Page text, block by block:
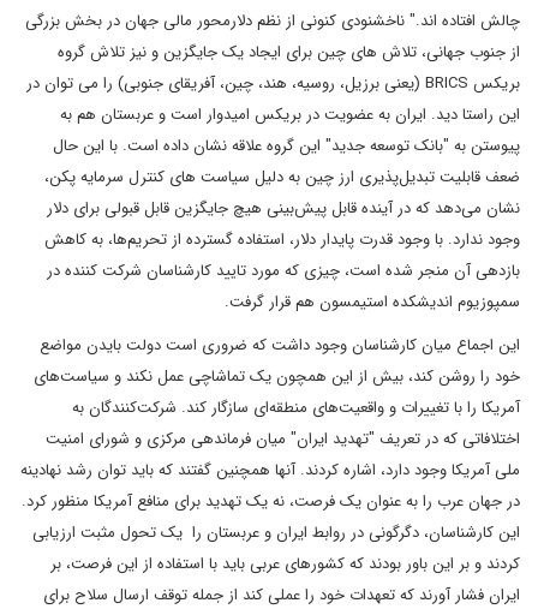
چالش افتاده اند." ناخشنودی کنونی از نظم دلارمحور مالی جهان در بخش بزرگی
از جنوب جهانی، تلاش های چین برای ایجاد یک جایگزین و نیز تلاش گروه
بریکس BRICS (یعنی برزیل، روسیه، هند، چین، آفریقای جنوبی) را می توان در
این راستا دید. ایران به عضویت در بریکس امیدوار است و عربستان هم به
پیوستن به "بانک توسعه جدید" این گروه علاقه نشان داده است. با این حال
ضعف قابلیت تبدیل‌پذیری ارز چین به دلیل سیاست های کنترل سرمایه‌ پکن،
نشان می‌دهد که در آینده قابل پیش‌بینی هیچ جایگزین قابل قبولی برای دلار
وجود ندارد. با وجود قدرت پایدار دلار، استفاده گسترده از تحریم‌ها، به کاهش
بازدهی آن منجر شده است، چیزی که مورد تایید کارشناسان شرکت کننده در
سمپوزیوم اندیشکده استیمسون هم قرار گرفت.
این اجماع میان کارشناسان وجود داشت که ضروری است دولت بایدن مواضع
خود را روشن کند، بیش از این همچون یک تماشاچی عمل نکند و سیاست‌های
آمریکا را با تغییرات و واقعیت‌های منطقه‌ای سازگار کند. شرکت‌کنندگان به
اختلافاتی که در تعریف "تهدید ایران" میان فرماندهی مرکزی و شورای امنیت
ملی آمریکا وجود دارد، اشاره کردند. آنها همچنین گفتند که باید توان رشد نهادینه
در جهان عرب را به عنوان یک فرصت، نه یک تهدید برای منافع آمریکا منظور کرد.
این کارشناسان، دگرگونی در روابط ایران و عربستان را یک تحول مثبت ارزیابی
کردند و بر این باور بودند که کشورهای عربی باید با استفاده از این فرصت، بر
ایران فشار آورند که تعهدات خود را عملی کند از جمله توقف ارسال سلاح برای